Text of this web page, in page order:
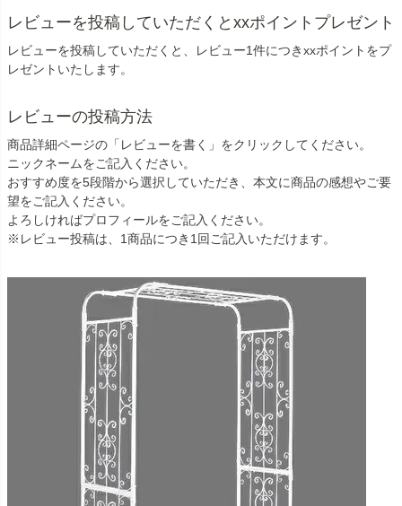
レビューを投稿していただくとxxポイントプレゼント
レビューを投稿していただくと、レビュー1件につきxxポイントをプ
レゼントいたします。
レビューの投稿方法
商品詳細ページの「レビューを書く」をクリックしてください。
ニックネームをご記入ください。
おすすめ度を5段階から選択していただき、本文に商品の感想やご要
望をご記入ください。
よろしければプロフィールをご記入ください。
※レビュー投稿は、1商品につき1回ご記入いただけます。